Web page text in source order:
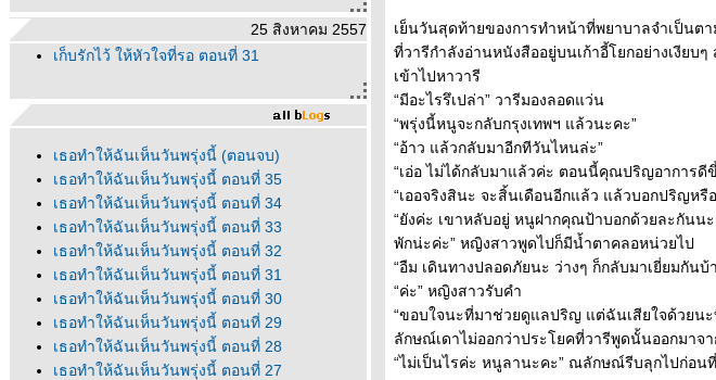
25 สิงหาคม 2557
เก็บรักไว้ ให้หัวใจที่รอ ตอนที่ 31
เธอทำให้ฉันเห็นวันพรุ่งนี้ (ตอนจบ)
เธอทำให้ฉันเห็นวันพรุ่งนี้ ตอนที่ 35
เธอทำให้ฉันเห็นวันพรุ่งนี้ ตอนที่ 34
เธอทำให้ฉันเห็นวันพรุ่งนี้ ตอนที่ 33
เธอทำให้ฉันเห็นวันพรุ่งนี้ ตอนที่ 32
เธอทำให้ฉันเห็นวันพรุ่งนี้ ตอนที่ 31
เธอทำให้ฉันเห็นวันพรุ่งนี้ ตอนที่ 30
เธอทำให้ฉันเห็นวันพรุ่งนี้ ตอนที่ 29
เธอทำให้ฉันเห็นวันพรุ่งนี้ ตอนที่ 28
เธอทำให้ฉันเห็นวันพรุ่งนี้ ตอนที่ 27
เย็นวันสุดท้ายของการทำหน้าที่พยาบาลจำเป็นต
ที่วารีกำลังอ่านหนังสืออยู่บนเก้าอี้โยกอย่างเงี
เข้าไปหาวารี
“มีอะไรรึเปล่า” วารีมองลอดแว่น
“พรุ่งนี้หนูจะกลับกรุงเทพฯ แล้วนะคะ”
“อ้าว แล้วกลับมาอีกทีวันไหนล่ะ”
“เอ่อ ไม่ได้กลับมาแล้วค่ะ ตอนนี้คุณปริญอาการ
“เออจริงสินะ จะสิ้นเดือนอีกแล้ว แล้วบอกปริญหรื
“ยังค่ะ เขาหลับอยู่ หนูฝากคุณป้าบอกด้วยละกันน
พักน่ะค่ะ” หญิงสาวพูดไปก็มีน้ำตาคลอหน่วยไป
“อืม เดินทางปลอดภัยนะ ว่างๆ ก็กลับมาเยี่ยมกันบ้
“ค่ะ” หญิงสาวรับคำ
“ขอบใจนะที่มาช่วยดูแลปริญ แต่ฉันเสียใจด้วยน
ลักษณ์เดาไม่ออกว่าประโยคที่วารีพูดนั้นออกมาจา
“ไม่เป็นไรค่ะ หนูลานะคะ” ณลักษณ์รีบลุกไปก่อน